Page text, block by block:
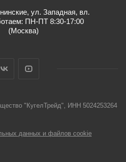
ул. Западная, вл.
ПН-ПТ 8:30-17:00
(Москва)
"КугелТрейд", ИНН 5024253264
данных и файлов cookie
COOKIE